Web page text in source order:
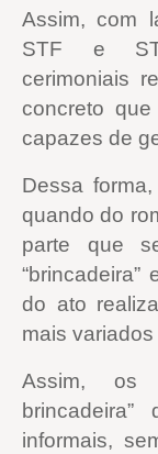
Assim, com
STF e
cerimoniais
concreto
capazes de
Dessa
quando do
parte que
do ato
mais
Assim, os
informais,